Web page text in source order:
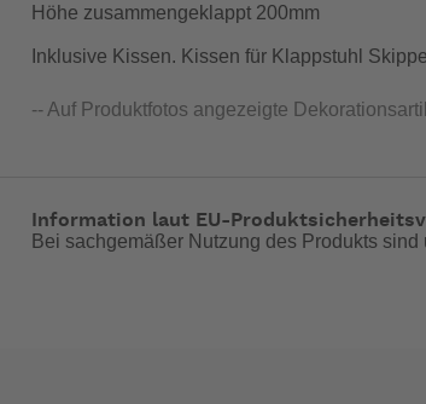
Höhe zusammengeklappt 200mm
Inklusive Kissen. Kissen für Klappstuhl
-- Auf Produktfotos angezeigte
Information laut EU-
Bei sachgemäßer Nutzung des Produkts